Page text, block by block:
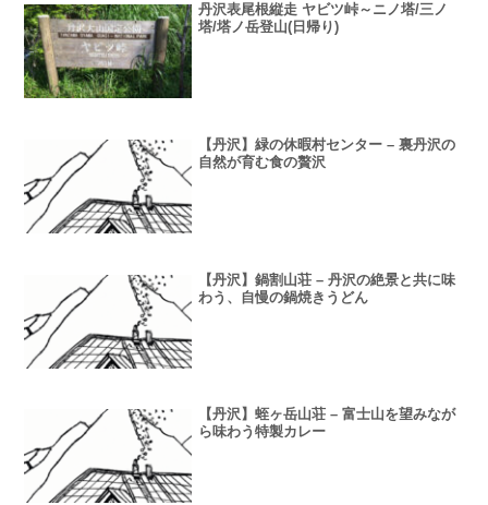
丹沢表尾根縦走 ヤビツ峠～ニノ塔/三ノ
塔/塔ノ岳登山(日帰り)
【丹沢】緑の休暇村センター – 裏丹沢の
自然が育む食の贅沢
【丹沢】鍋割山荘 – 丹沢の絶景と共に味
わう、自慢の鍋焼きうどん
【丹沢】蛭ヶ岳山荘 – 富士山を望みなが
ら味わう特製カレー